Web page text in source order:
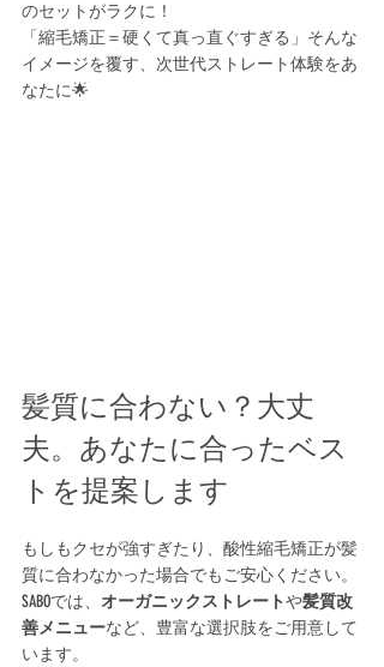
のセットがラクに！
「縮毛矯正＝硬くて真っ直ぐすぎる」そんな
イメージを覆す、次世代ストレート体験をあ
なたに🌟
髪質に合わない？大丈
夫。あなたに合ったベス
トを提案します
もしもクセが強すぎたり、酸性縮毛矯正が髪
質に合わなかった場合でもご安心ください。
SABOでは、 オーガニックストレートや髪質改
善メニューなど、豊富な選択肢をご用意して
います。